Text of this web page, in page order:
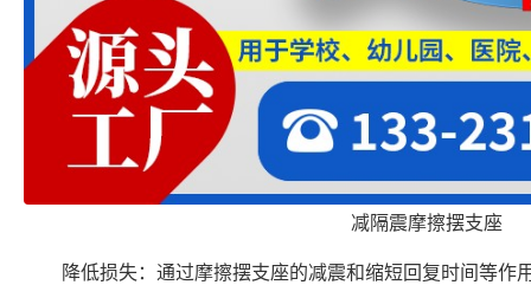
减隔震摩擦摆支座
降低损失：通过摩擦摆支座的减震和缩短回复时间等作